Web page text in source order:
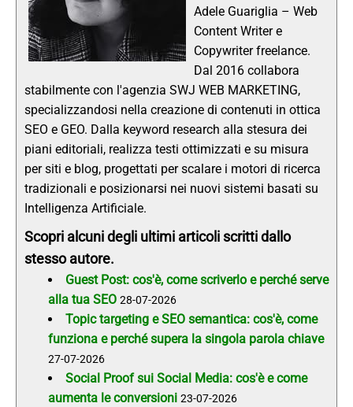
Adele Guariglia – Web
Content Writer e
Copywriter freelance.
Dal 2016 collabora
stabilmente con l'agenzia SWJ WEB MARKETING,
specializzandosi nella creazione di contenuti in ottica
SEO e GEO. Dalla keyword research alla stesura dei
piani editoriali, realizza testi ottimizzati e su misura
per siti e blog, progettati per scalare i motori di ricerca
tradizionali e posizionarsi nei nuovi sistemi basati su
Intelligenza Artificiale.
Scopri alcuni degli ultimi articoli scritti dallo
stesso autore.
Guest Post: cos'è, come scriverlo e perché serve
alla tua SEO 28-07-2026
Topic targeting e SEO semantica: cos'è, come
funziona e perché supera la singola parola chiave
27-07-2026
Social Proof sui Social Media: cos'è e come
aumenta le conversioni 23-07-2026